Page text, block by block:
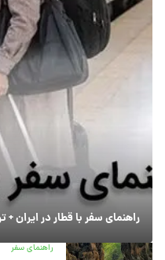
راهنمای سفر با قطار در ایران
راهنمای سفر